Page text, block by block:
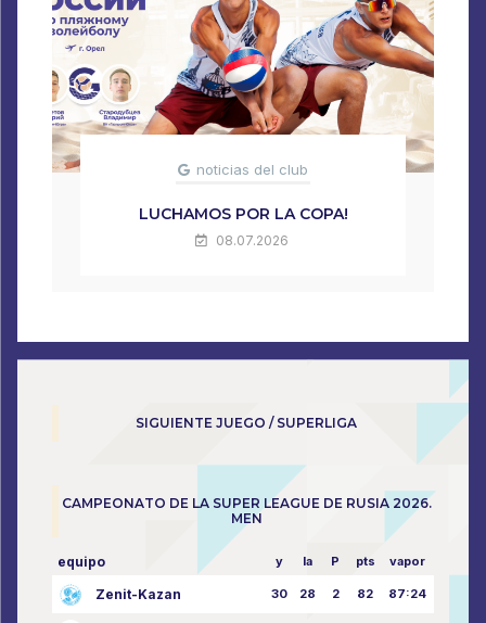
noticias del club
LUCHAMOS POR LA COPA!
08.07.2026
SIGUIENTE JUEGO / SUPERLIGA
CAMPEONATO DE LA SUPER LEAGUE DE RUSIA 2026.
MEN
equipo y la P pts vapor
Zenit-Kazan 30 28 2 82 87:24